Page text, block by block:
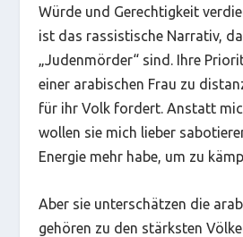
Würde und Gerechtigkeit
ist das rassistische Narrativ,
„Judenmörder“sind. Ihre
einer arabischen Frau zu
für ihr Volk fordert. Anstatt
wollen sie mich lieber
Energie mehr habe, um zu
Aber sie unterschätzen die
gehören zu den stärksten